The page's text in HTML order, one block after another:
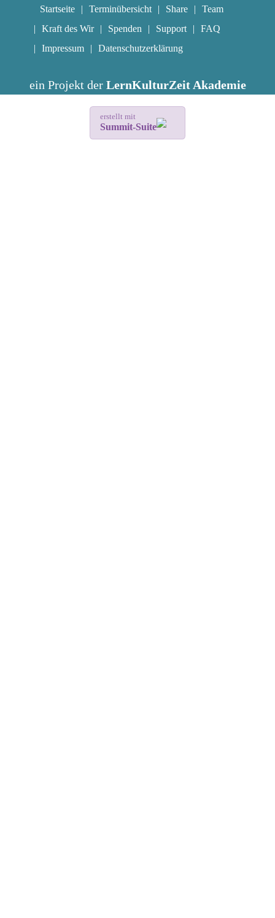
Startseite Terminübersicht Share
Team
Kraft des Wir
Spenden Support
FAQ
Impressum
Datenschutzerklärung
ein Projekt der LernKulturZeit Akademie
erstellt mit
Summit-Suite